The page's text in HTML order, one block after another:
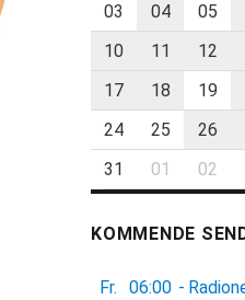
03
04 05
10
11 12
17
18 19
24
25 26
31
01 02
KOMMENDE
Fr. 06:00 -